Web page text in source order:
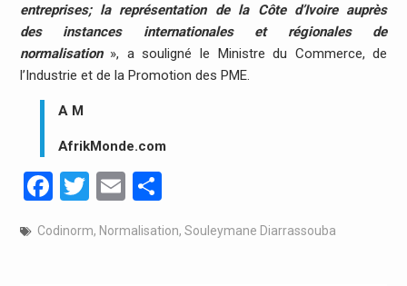
entreprises; la représentation de la Côte d’Ivoire auprès
des instances internationales et régionales de
normalisation», a souligné le Ministre du Commerce, de
l’Industrie et de la Promotion des PME.
A M
AfrikMonde.com
Facebook
Twitter
EmailPartager
Codinorm, Normalisation, Souleymane Diarrassouba